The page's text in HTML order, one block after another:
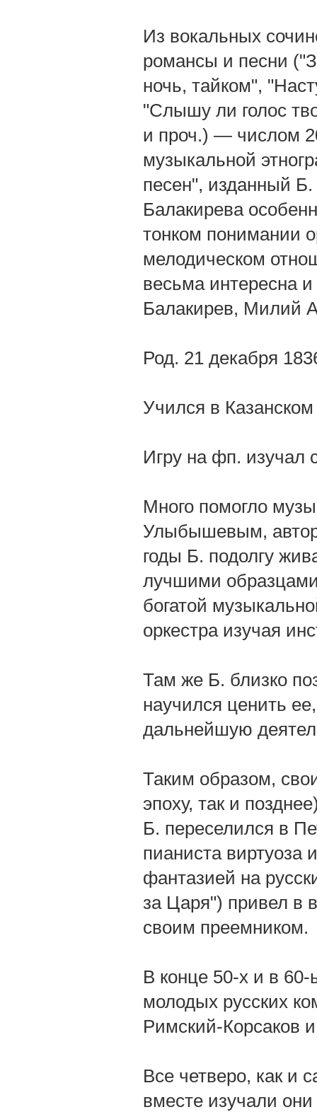
Из вокальных
романсы и песни
ночь, тайком",
"Слышу ли голос
и проч.) — числом
музыкальной
песен", изданный
Балакирева
тонком понимании
мелодическом
весьма интересна
Балакирев, Милий
Род. 21 декабря
Учился в
Игру на фп. изучал
Много помогло
Улыбышевым,
годы Б. подолгу
лучшими
богатой
оркестра изучая
Там же Б. близко
научился ценить
дальнейшую
Таким образом,
эпоху, так и
Б. переселился в
пианиста виртуоза
фантазией на
за Царя") привел в
своим преемником.
В конце 50-х и в 60-
молодых русских
Римский-Корсаков
Все четверо, как и
вместе изучали